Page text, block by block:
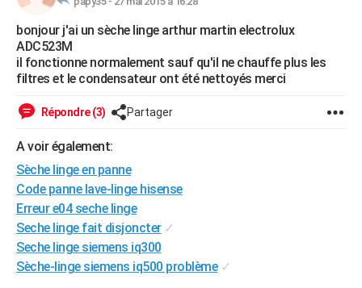
Retraite
Impôts
Epargne
Immobilier
Risques naturels par ville
Banque
Assurance
Crédit
AUTO
Essais
Réserver un essai
Citadines
Berlines
SUV
Forum auto
+HIGH-TECH
Mobiles
Meilleur smartphone
Internet
Ordinateurs
Jeux vidéo
Guide high-tech
+BRICOLAGE
Forum
Aménagement intérieur
Extérieur
Cuisine
Salle de bains
Jardinage
Rangement
WEEK-END
LIFESTYLE
Art de vivre
Bien-être
Loisirs
Mode
Modes de vie
SANTE
Alimentation
Guide de la santé
Maladies
Médicaments
Sommeil
VOYAGE
Destinations
City break
Voyage nature
Voyage de noces
Forum
Climat
+PHOTO
GUIDES D'ACHAT
bonjour j'ai un sèche linge arthur martin electrolux
ADC523M
il fonctionne normalement sauf qu'il ne chauffe plus les
filtres et le condensateur ont été nettoyés merci
Répondre (3) Partager
A voir également:
Sèche linge en panne
Code panne lave-linge hisense
Erreur e04 seche linge
Seche linge fait disjoncter ✓
Seche linge siemens iq300
Sèche-linge siemens iq500 problème ✓